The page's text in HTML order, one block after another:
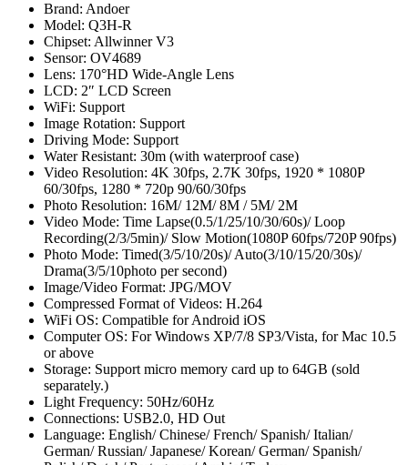
Brand: Andoer
Model: Q3H-R
Chipset: Allwinner V3
Sensor: OV4689
Lens: 170°HD Wide-Angle Lens
LCD: 2″ LCD Screen
WiFi: Support
Image Rotation: Support
Driving Mode: Support
Water Resistant: 30m (with waterproof case)
Video Resolution: 4K 30fps, 2.7K 30fps, 1920 * 1080P
60/30fps, 1280 * 720p 90/60/30fps
Photo Resolution: 16M/ 12M/ 8M / 5M/ 2M
Video Mode: Time Lapse(0.5/1/25/10/30/60s)/ Loop
Recording(2/3/5min)/ Slow Motion(1080P 60fps/720P 90fps)
Photo Mode: Timed(3/5/10/20s)/ Auto(3/10/15/20/30s)/
Drama(3/5/10photo per second)
Image/Video Format: JPG/MOV
Compressed Format of Videos: H.264
WiFi OS: Compatible for Android iOS
Computer OS: For Windows XP/7/8 SP3/Vista, for Mac 10.5
or above
Storage: Support micro memory card up to 64GB (sold
separately.)
Light Frequency: 50Hz/60Hz
Connections: USB2.0, HD Out
Language: English/ Chinese/ French/ Spanish/ Italian/
German/ Russian/ Japanese/ Korean/ German/ Spanish/